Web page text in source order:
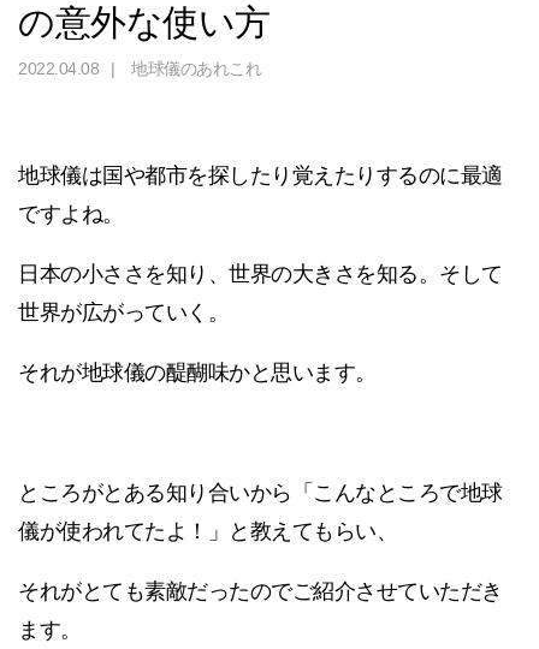
の意外な使い方
2022.04.08 地球儀のあれこれ
地球儀は国や都市を探したり覚えたりするのに最適
ですよね。
日本の小ささを知り、世界の大きさを知る。そして
世界が広がっていく。
それが地球儀の醍醐味かと思います。
ところがとある知り合いから「こんなところで地球
儀が使われてたよ！」と教えてもらい、
それがとても素敵だったのでご紹介させていただき
ます。